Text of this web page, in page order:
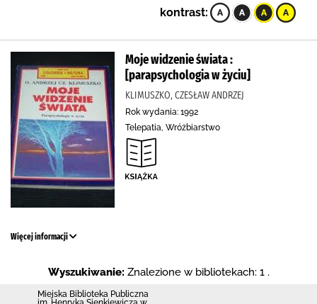
kontrast:
Moje widzenie świata :
[parapsychologia w życiu]
KLIMUSZKO, CZESŁAW ANDRZEJ
Rok wydania: 1992
Telepatia, Wróżbiarstwo
Więcej informacji
Wyszukiwanie: Znalezione w bibliotekach: 1 .
Miejska Biblioteka Publiczna